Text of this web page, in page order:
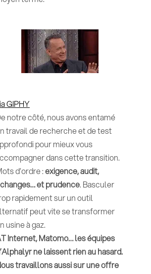
GIPHY
notre côté, nous avons entamé
travail de recherche et de test
pour mieux vous
dans cette transition.
d’ordre :exigence, audit,
et prudence. Basculer
rapidement sur un outil
peut vite se transformer
usine à gaz.
Internet, Matomo… les équipes
ne laissent rien au hasard.
travaillons aussi sur une offre